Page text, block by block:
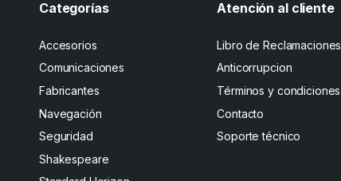
Categorías
Accesorios
Comunicaciones
Fabricantes
Navegación
Seguridad
Shakespeare
Atención al cliente
Libro de Reclamaciones
Anticorrupcion
Términos y condiciones
Contacto
Soporte técnico